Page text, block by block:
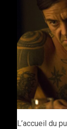
L’accueil du